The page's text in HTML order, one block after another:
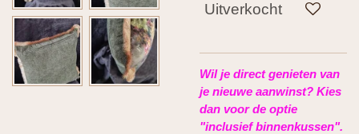
Uitverkocht
Wil je direct genieten van
je nieuwe aanwinst? Kies
dan voor de optie
"inclusief binnenkussen".